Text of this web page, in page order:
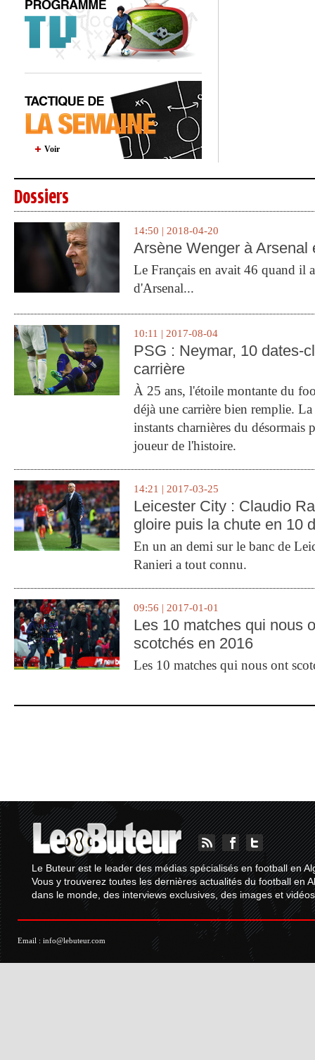
Voir
Dossiers
14:50 | 2018-04-20
Arsène Wenger à Arsenal
Le Français en avait 46 quand il
d'Arsenal...
10:11 | 2017-08-04
PSG : Neymar, 10 dates-
carrière
À 25 ans, l'étoile montante du
déjà une carrière bien remplie.
instants charnières du désormais
joueur de l'histoire.
14:21 | 2017-03-25
Leicester City : Claudio
gloire puis la chute en 10
En un an demi sur le banc de
Ranieri a tout connu.
09:56 | 2017-01-01
Les 10 matches qui nous
scotchés en 2016
Les 10 matches qui nous ont
Le Buteur est le leader des médias spécialisés en football en
Vous y trouverez toutes les dernières actualités du football en
dans le monde, des interviews exclusives, des images et
Email : info@lebuteur.com